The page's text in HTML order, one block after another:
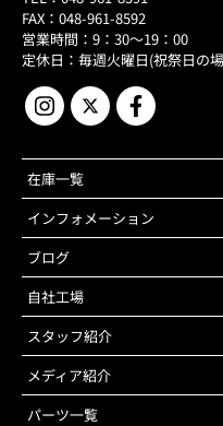
FAX：048-961-8592
営業時間：9：30～19：00
定休日：毎週火曜日(祝祭日の
在庫一覧
インフォメーション
ブログ
自社工場
スタッフ紹介
メディア紹介
パーツ一覧